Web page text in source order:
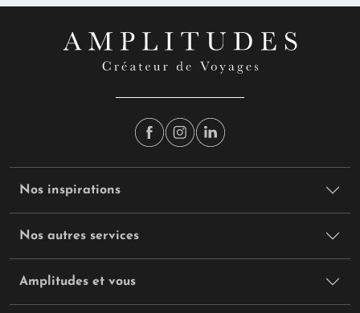
Nos inspirations
Nos autres services
Amplitudes et vous